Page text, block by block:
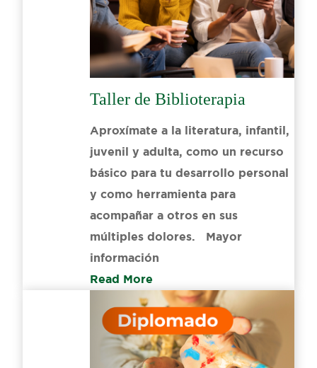
Taller de Biblioterapia
Aproxímate a la literatura, infantil,
juvenil y adulta, como un recurso
básico para tu desarrollo personal
y como herramienta para
acompañar a otros en sus
múltiples dolores. Mayor
información
Read More